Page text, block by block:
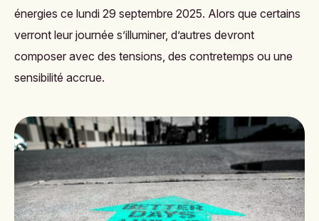
énergies ce lundi 29 septembre 2025. Alors que certains
verront leur journée s’illuminer, d’autres devront
composer avec des tensions, des contretemps ou une
sensibilité accrue.